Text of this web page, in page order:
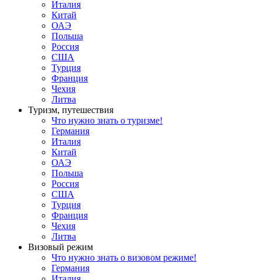
Италия
Китай
ОАЭ
Польша
Россия
США
Турция
Франция
Чехия
Литва
Туризм, путешествия
Что нужно знать о туризме!
Германия
Италия
Китай
ОАЭ
Польша
Россия
США
Турция
Франция
Чехия
Литва
Визовый режим
Что нужно знать о визовом режиме!
Германия